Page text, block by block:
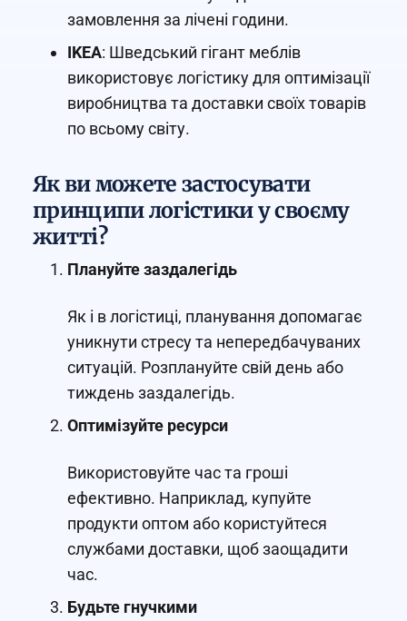
замовлення за лічені години.
IKEA: Шведський гігант меблів
використовує логістику для оптимізації
виробництва та доставки своїх товарів
по всьому світу.
Як ви можете застосувати
принципи логістики у своєму
житті?
Плануйте заздалегідь
Як і в логістиці, планування допомагає
уникнути стресу та непередбачуваних
ситуацій. Розплануйте свій день або
тиждень заздалегідь.
Оптимізуйте ресурси
Використовуйте час та гроші
ефективно. Наприклад, купуйте
продукти оптом або користуйтеся
службами доставки, щоб заощадити
час.
Будьте гнучкими